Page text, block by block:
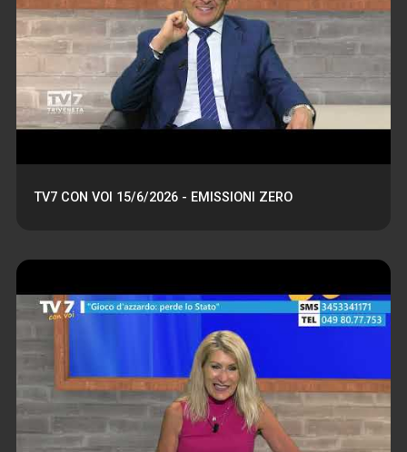
TV7 CON VOI 15/6/2026 - EMISSIONI ZERO